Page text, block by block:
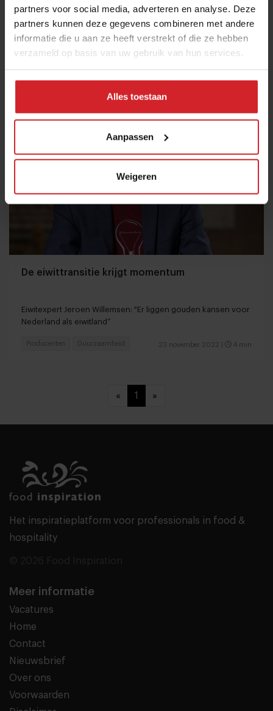
partners voor social media, adverteren en analyse. Deze
partners kunnen deze gegevens combineren met andere
informatie die u aan ze heeft verstrekt of die ze hebben
verzameld op basis van uw gebruik van hun services.
Alles toestaan
Aanpassen
Weigeren
herkomst van zijn eten
Vers-coöperatie hernieuwt band met de boer
De eiwittransitie krijgt momentum
Eiwitexpert Jeroen Willemsen: "Er liggen gouden kansen voor
Nederland als eiwitland”
23 november 2022 4 min
Producenten Duurzaamheid
« 1 »
Het inspiratieplatform voor professionals in food &
hospitality
Meer informatie
Vacatures
Home
Contact
Nieuwsbrief
Over ons
Voorwaarden